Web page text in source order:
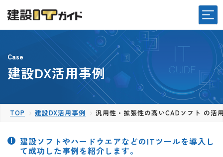
Case
建設DX活用事例
TOP 建設DX活用事例 汎用性・拡張性の高いCADソフト の活
建設ソフトやハードウエアなどのITツールを導入し
て成功した事例を紹介します。